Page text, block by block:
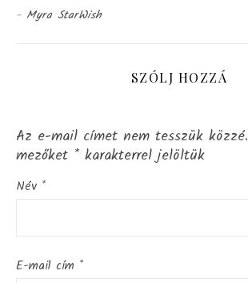
- Myra StarWish
SZÓLJ HOZZÁ
Az e-mail címet nem tesszük közzé.
mezőket * karakterrel jelöltük
Név *
E-mail cím *